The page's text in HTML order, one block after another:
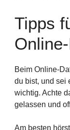
Tipps
Beim Online-
du bist, und sei
wichtig. Achte
gelassen und
Am besten